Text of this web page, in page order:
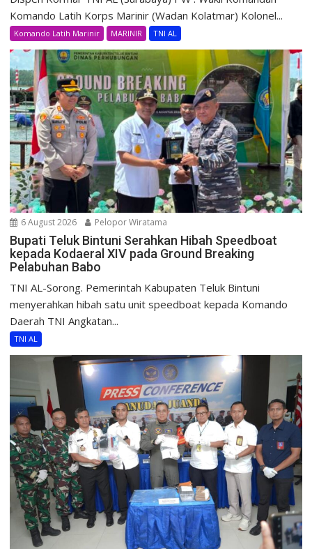
Komando Latih Korps Marinir (Wadan Kolatmar) Kolonel...
Komando Latih Marinir MARINIR TNI AL
6 August 2026 Pelopor Wiratama
Bupati Teluk Bintuni Serahkan Hibah Speedboat
kepada Kodaeral XIV pada Ground Breaking
Pelabuhan Babo
TNI AL-Sorong. Pemerintah Kabupaten Teluk Bintuni
menyerahkan hibah satu unit speedboat kepada Komando
Daerah TNI Angkatan...
TNI AL